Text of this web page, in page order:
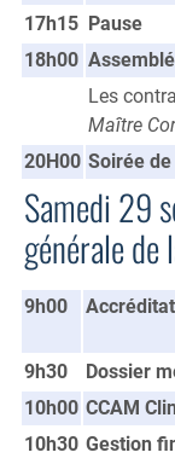
17h15 Pause
18h00
Les
Maître
20H00 Soirée de
Samedi 29
générale de
9h00
9h30
Dossier
10h00 CCAM
10h30 Gestion